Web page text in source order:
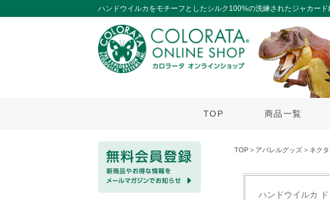
ハンドウイルカをモチーフとしたシルク100%の洗練されたジャカー
TOP 商品一覧
TOP > アパレルグッズ > ネクタ
ハンドウイルカ